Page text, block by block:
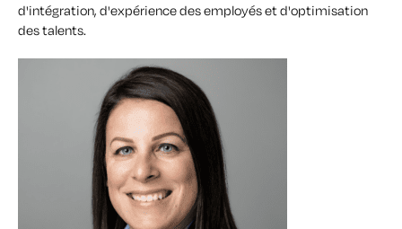
d'intégration, d'expérience des employés et d'optimisation
des talents.